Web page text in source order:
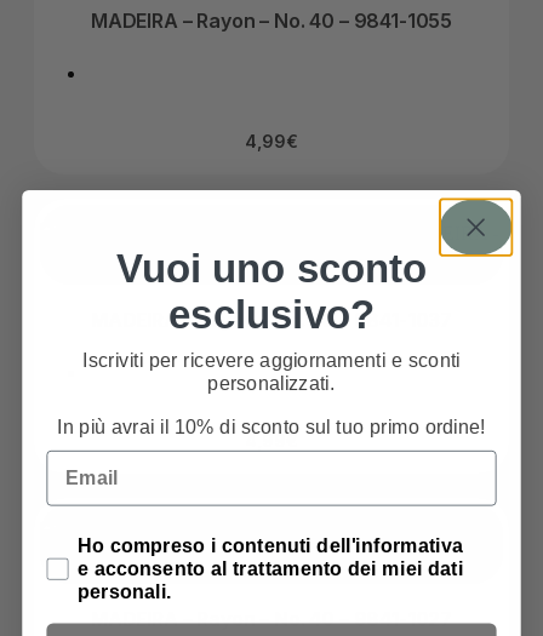
MADEIRA – Rayon – No. 40 – 9841-1055
4,99€
MADEIRA – Rayon – No. 40 – 9841-1037
4,99€
MADEIRA – Rayon – No. 40 – 9841-1027
Vuoi uno sconto
esclusivo?
Iscriviti per ricevere aggiornamenti e sconti
personalizzati.
In più avrai il 10% di sconto sul tuo primo ordine!
Email
Privacy Policy
Ho compreso i contenuti dell'informativa
e acconsento al trattamento dei miei dati
personali.